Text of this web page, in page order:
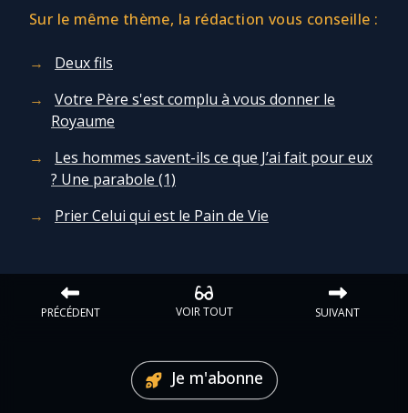
Sur le même thème, la rédaction vous conseille :
Deux fils
Votre Père s'est complu à vous donner le
Royaume
Les hommes savent-ils ce que J’ai fait pour eux
? Une parabole (1)
Prier Celui qui est le Pain de Vie
PRÉCÉDENT VOIR TOUT SUIVANT
Je m'abonne